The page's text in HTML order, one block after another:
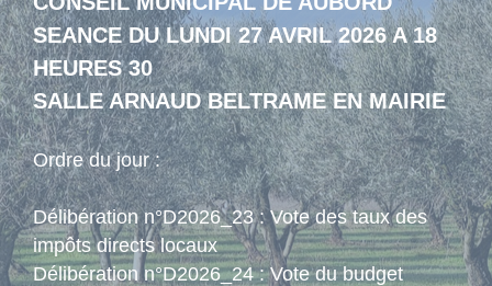
SEANCE DU LUNDI 27 AVRIL 2026 A 18
HEURES 30
SALLE ARNAUD BELTRAME EN MAIRIE
Ordre du jour :
Délibération n°D2026_23 : Vote des taux des
impôts directs locaux
Délibération n°D2026_24 : Vote du budget